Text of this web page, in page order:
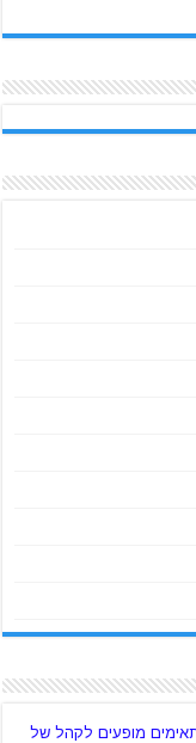
מופעים לקהל של